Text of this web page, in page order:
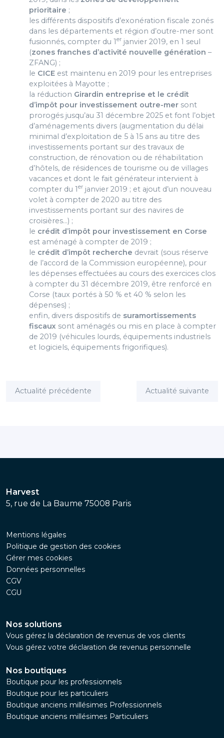
prioritaire ;
les différents dispositifs d’exonération fiscale zonés
dans les départements et région d’outre-mer sont
fusionnés, compter du 1er janvier 2019, en 1 seul
(zones franches d’activité nouvelle génération –
ZFANG) ;
le CICE est maintenu en 2019 pour les entreprises
exploitées à Mayotte ;
la réduction Girardin entreprise et le crédit
d’impôt pour investissement outre-mer sont
prorogés jusqu’au 31 décembre 2025 et font l’objet
d’aménagements divers (augmentation du délai
minimal d’exploitation de 5 à 15 ans au titre des
investissements portant sur des travaux de
construction, de rénovation ou de réhabilitation
d’hôtels, de résidences de tourisme ou de villages
vacances et dont le fait générateur intervient à
compter du 1er janvier 2019 ; et ajout d’un nouveau
volet à compter de 2020 au titre des
investissements portant sur des navires de
croisières…) ;
le crédit d’impôt pour investissement en Corse
est aménagé à compter de 2019 ;
le crédit d’impôt recherche devrait (sous réserve
de l’accord de la Commission européenne), pour
les dépenses effectuées au cours des exercices clos
à compter du 31 décembre 2019, être renforcé en
Corse (taux portés à 50 % et 40 % selon les
dépenses) ;
enfin, divers dispositifs de suramortissements
fiscaux sont aménagés ou mis en place à compter
de 2019 (véhicules lourds, équipements industriels
et logiciels, équipements frigorifiques).
Actualité précédente Actualité suivante
Harvest
5, rue de La Baume 75008 Paris
Mentions légales
Politique de gestion des cookies
Gérer mes cookies
Données personnelles
CGV
CGU
Nos solutions
Vous gérez la déclaration de revenus de vos clients
Vous gérez votre déclaration de revenus personnelle
Nos boutiques
Boutique pour les professionnels
Boutique pour les particuliers
Boutique anciens millésimes Professionnels
Boutique anciens millésimes Particuliers